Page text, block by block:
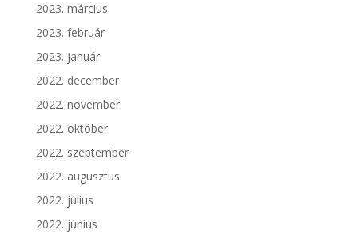
2023. március
2023. február
2023. január
2022. december
2022. november
2022. október
2022. szeptember
2022. augusztus
2022. július
2022. június